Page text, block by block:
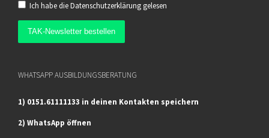
Ich habe dieDatenschutzerklärung gelesen
WHATSAPP AUSBILDUNGSBERATUNG
1) 0151.61111133 in deinen Kontakten speichern
2) WhatsApp öffnen